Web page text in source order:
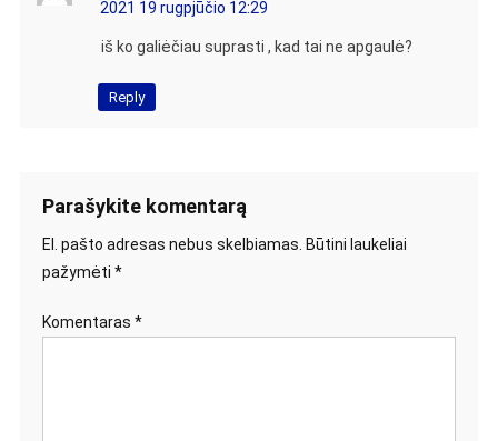
2021 19 rugpjūčio 12:29
iš ko galiėčiau suprasti , kad tai ne apgaulė?
Reply
Parašykite komentarą
El. pašto adresas nebus skelbiamas. Būtini laukeliai
pažymėti *
Komentaras *